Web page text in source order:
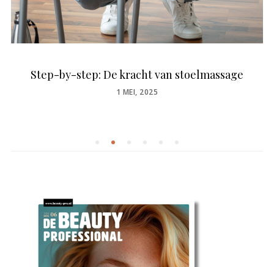
Step-by-step: De kracht van stoelmassage
POSTED
1 MEI, 2025